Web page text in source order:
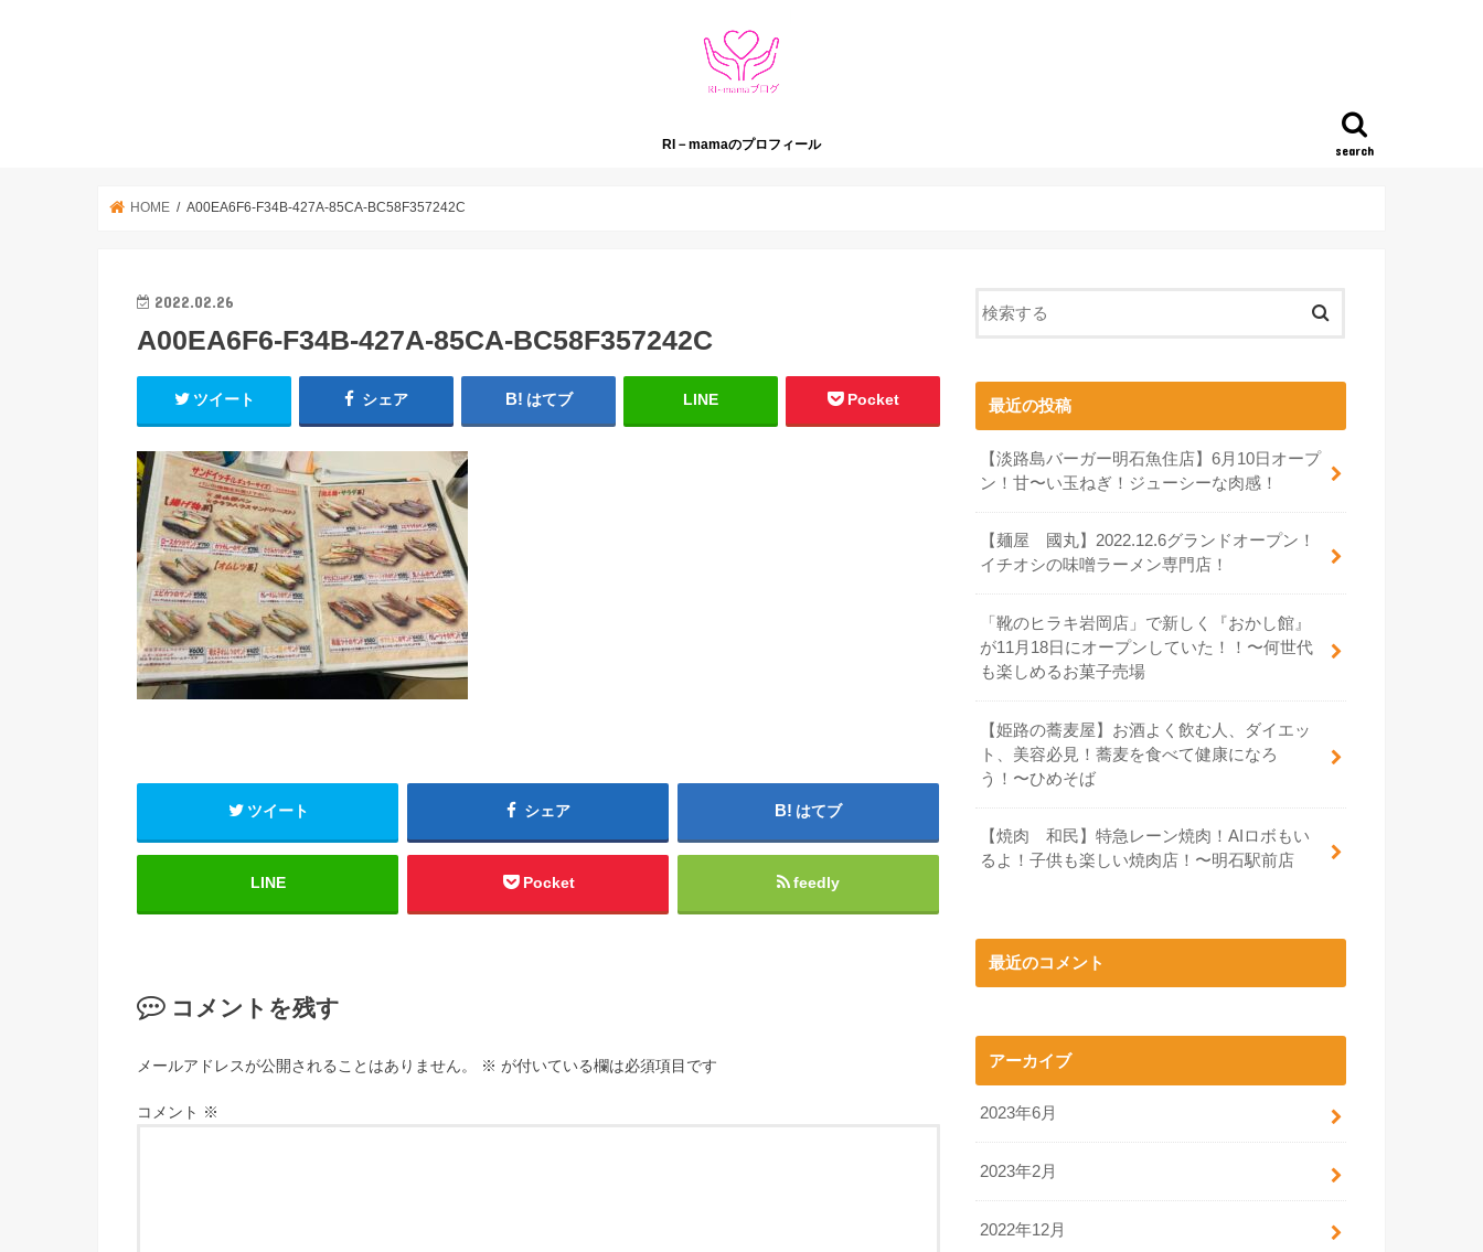
search
RI－mamaのプロフィール
HOME A00EA6F6-F34B-427A-85CA-BC58F357242C
2022.02.26
A00EA6F6-F34B-427A-85CA-BC58F357242C
ツイート シェア はてブ LINE Pocket
ツイート シェア はてブ
LINE Pocket feedly
コメントを残す
メールアドレスが公開されることはありません。 ※ が付いている欄は必須項目です
コメント ※
最近の投稿
【淡路島バーガー明石魚住店】6月10日オープ
ン！甘〜い玉ねぎ！ジューシーな肉感！
【麺屋 國丸】2022.12.6グランドオープン！
イチオシの味噌ラーメン専門店！
「靴のヒラキ岩岡店」で新しく『おかし館』
が11月18日にオープンしていた！！〜何世代
も楽しめるお菓子売場
【姫路の蕎麦屋】お酒よく飲む人、ダイエッ
ト、美容必見！蕎麦を食べて健康になろ
う！〜ひめそば
【焼肉 和民】特急レーン焼肉！AIロボもい
るよ！子供も楽しい焼肉店！〜明石駅前店
最近のコメント
アーカイブ
2023年6月
2023年2月
2022年12月